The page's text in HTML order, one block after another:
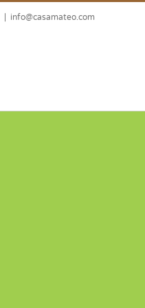
info@casamateo.com